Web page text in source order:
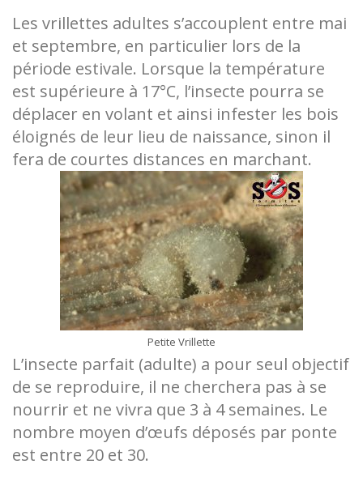
Les vrillettes adultes s’accouplent entre mai
et septembre, en particulier lors de la
période estivale. Lorsque la température
est supérieure à 17°C, l’insecte pourra se
déplacer en volant et ainsi infester les bois
éloignés de leur lieu de naissance, sinon il
fera de courtes distances en marchant.
Petite Vrillette
L’insecte parfait (adulte) a pour seul objectif
de se reproduire, il ne cherchera pas à se
nourrir et ne vivra que 3 à 4 semaines. Le
nombre moyen d’œufs déposés par ponte
est entre 20 et 30.